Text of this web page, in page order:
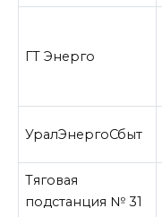
ГТ Энерго
УралЭнергоСбыт
Тяговая
подстанция № 31